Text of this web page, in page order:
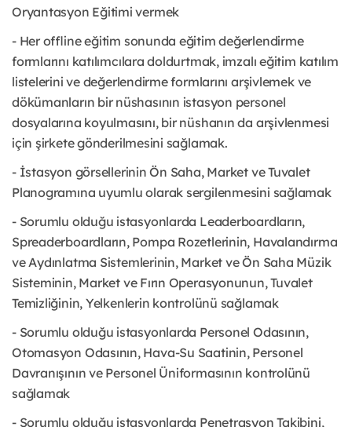
Oryantasyon Eğitimi vermek
- Her offline eğitim sonunda eğitim değerlendirme
formlarını katılımcılara doldurtmak, imzalı eğitim katılım
listelerini ve değerlendirme formlarını arşivlemek ve
dökümanların bir nüshasının istasyon personel
dosyalarına koyulmasını, bir nüshanın da arşivlenmesi
için şirkete gönderilmesini sağlamak.
- İstasyon görsellerinin Ön Saha, Market ve Tuvalet
Planogramına uyumlu olarak sergilenmesini sağlamak
- Sorumlu olduğu istasyonlarda Leaderboardların,
Spreaderboardların, Pompa Rozetlerinin, Havalandırma
ve Aydınlatma Sistemlerinin, Market ve Ön Saha Müzik
Sisteminin, Market ve Fırın Operasyonunun, Tuvalet
Temizliğinin, Yelkenlerin kontrolünü sağlamak
- Sorumlu olduğu istasyonlarda Personel Odasının,
Otomasyon Odasının, Hava-Su Saatinin, Personel
Davranışının ve Personel Üniformasının kontrolünü
sağlamak
- Sorumlu olduğu istasyonlarda Penetrasyon Takibini,